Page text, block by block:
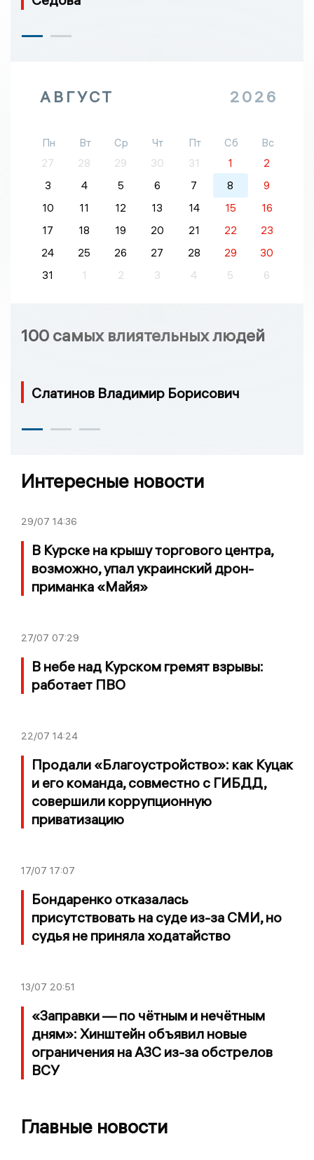
АВГУСТ 2026
Пн Вт Ср Чт Пт Сб
Вс
27
28 29 30 31 1
2
3
4 5 6 7 8
9
10
11 12 13 14 15
16
17
18 19 20 21 22
23
24
25 26 27 28 29
30
31
1 2 3 4 5 6
100 самых влиятельных людей
Слатинов Владимир Борисович
Интересные новости
29/07 14:36
В Курске на крышу торгового центра,
возможно, упал украинский дрон-
приманка «Майя»
27/07 07:29
В небе над Курском гремят взрывы:
работает ПВО
22/07 14:24
Продали «Благоустройство»: как Куцак
и его команда, совместно с ГИБДД,
совершили коррупционную
приватизацию
17/07 17:07
Бондаренко отказалась
присутствовать на суде из-за СМИ, но
судья не приняла ходатайство
13/07 20:51
«Заправки — по чётным и нечётным
дням»: Хинштейн объявил новые
ограничения на АЗС из-за обстрелов
ВСУ
Главные новости